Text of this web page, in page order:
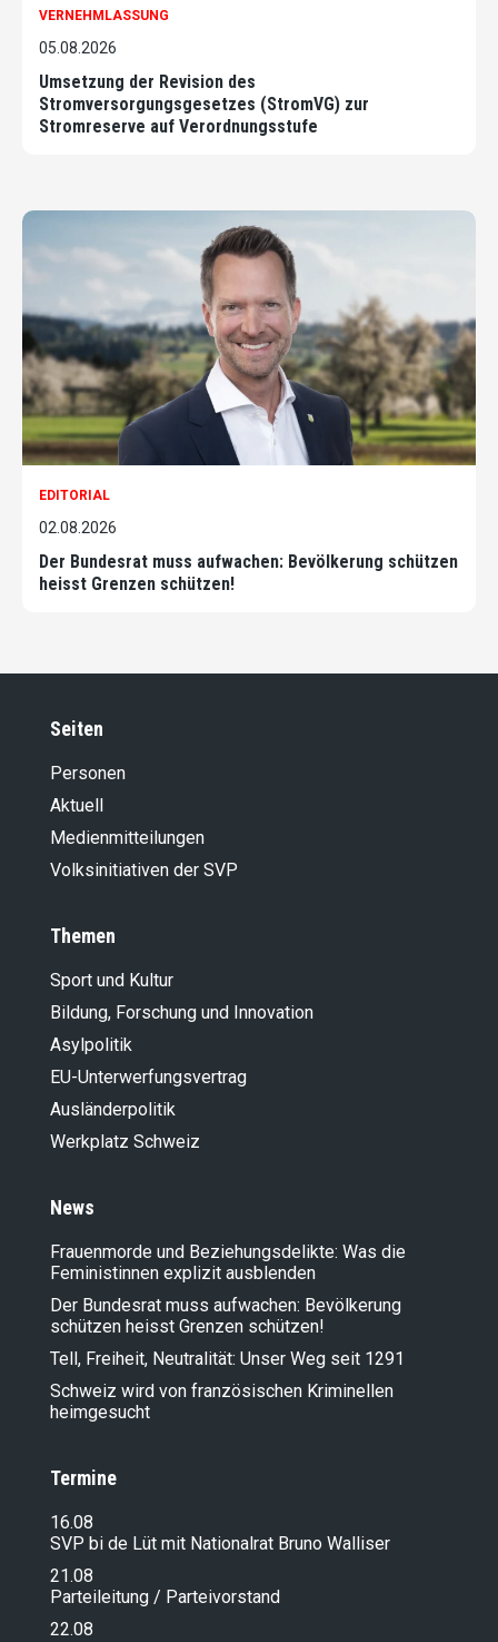
VERNEHMLASSUNG
05.08.2026
Umsetzung der Revision des
Stromversorgungsgesetzes (StromVG) zur
Stromreserve auf Verordnungsstufe
EDITORIAL
02.08.2026
Der Bundesrat muss aufwachen: Bevölkerung schützen
heisst Grenzen schützen!
Seiten
Personen
Aktuell
Medienmitteilungen
Volksinitiativen der SVP
Themen
Sport und Kultur
Bildung, Forschung und Innovation
Asylpolitik
EU-Unterwerfungsvertrag
Ausländer­politik
Werkplatz Schweiz
News
Frauenmorde und Beziehungsdelikte: Was die
Feministinnen explizit ausblenden
Der Bundesrat muss aufwachen: Bevölkerung
schützen heisst Grenzen schützen!
Tell, Freiheit, Neutralität: Unser Weg seit 1291
Schweiz wird von französischen Kriminellen
heimgesucht
Termine
16.08
SVP bi de Lüt mit Nationalrat Bruno Walliser
21.08
Parteileitung / Parteivorstand
22.08